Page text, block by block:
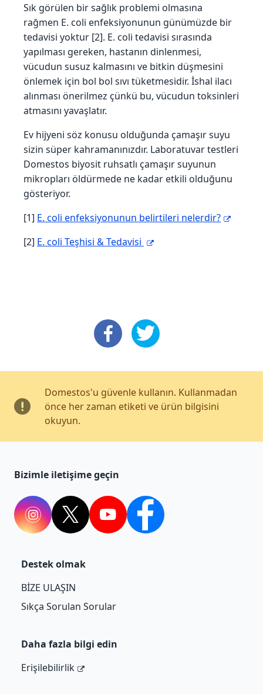
Sık görülen bir sağlık problemi olmasına
rağmen E. coli enfeksiyonunun günümüzde bir
tedavisi yoktur [2]. E. coli tedavisi sırasında
yapılması gereken, hastanın dinlenmesi,
vücudun susuz kalmasını ve bitkin düşmesini
önlemek için bol bol sıvı tüketmesidir. İshal ilacı
alınması önerilmez çünkü bu, vücudun toksinleri
atmasını yavaşlatır.
Ev hijyeni söz konusu olduğunda çamaşır suyu
sizin süper kahramanınızdır. Laboratuvar testleri
Domestos biyosit ruhsatlı çamaşır suyunun
mikropları öldürmede ne kadar etkili olduğunu
gösteriyor.
[1] E. coli enfeksiyonunun belirtileri nelerdir?
[2] E. coli Teşhisi & Tedavisi
: Facebook
: X
Domestos'u güvenle kullanın. Kullanmadan
önce her zaman etiketi ve ürün bilgisini
okuyun.
Bizimle iletişime geçin
Instagramtwitter youtube facebook
Destek olmak
BİZE ULAŞIN
Sıkça Sorulan Sorular
Daha fazla bilgi edin
Erişilebilirlik